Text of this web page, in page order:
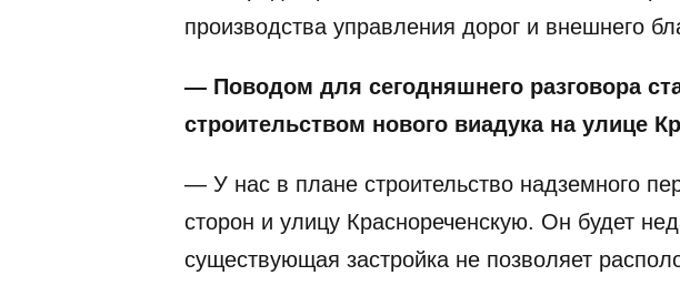
производства управления дорог и внешнего
— Поводом для сегодняшнего разговора
строительством нового виадука на улице
— У нас в плане строительство надземного
сторон и улицу Краснореченскую. Он будет
существующая застройка не позволяет